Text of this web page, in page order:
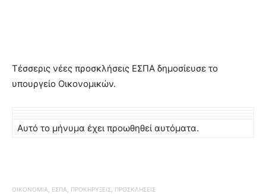
Tέσσερις νέες προσκλήσεις ΕΣΠΑ δημοσίευσε το
υπουργείο Οικονομικών.
Αυτό το μήνυμα έχει προωθηθεί αυτόματα.
ΟΙΚΟΝΟΜΙΑ, ΕΣΠΑ, ΠΡΟΚΗΡΥΞΕΙΣ, ΠΡΟΣΚΛΗΣΕΙΣ